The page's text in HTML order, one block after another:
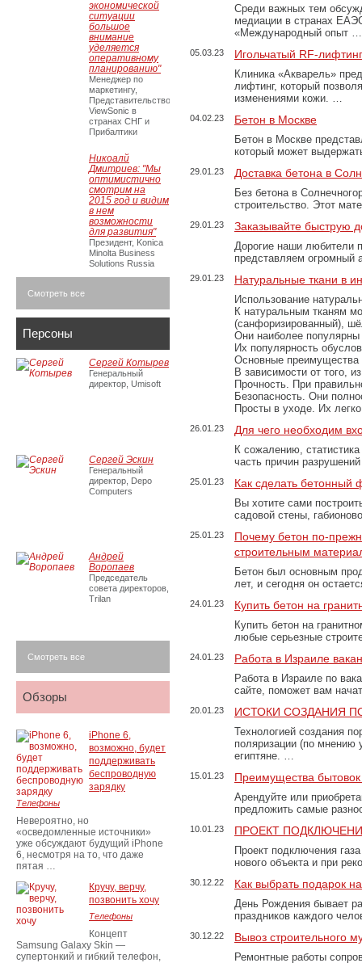
Среди важных тем
медиации в странах
«Международный опыт …
05.03.23 Игольчатый RF-
Клиника «Акварель»
лифтинг, который
изменениями кожи. …
04.02.23 Бетон в Москве
Бетон в Москве
который может
29.01.23 Доставка бетона в
Без бетона в
строительство. Этот
29.01.23 Заказывайте быструю
Дорогие наши любители
представляем огромный
29.01.23 Натуральные ткани в
Использование
К натуральным тканям
(санфоризированный),
Они наиболее популярны
Их популярность
Основные преимущества
В зависимости от того,
Прочность. При
Безопасность. Они
Просты в уходе. Их
26.01.23 Для чего необходим
К сожалению,
часть причин
25.01.23 Как сделать бетонный
Вы хотите сами
садовой стены,
25.01.23
Почему бетон по-
строительным
Бетон был основным
лет, и сегодня он
24.01.23 Купить бетон на
Купить бетон на
любые серьезные
24.01.23 Работа в Израиле
Работа в Израиле по
сайте, поможет вам
20.01.23 ИСТОКИ СОЗДАНИЯ
Технологией создания
поляризации (по
египтяне. …
15.01.23 Преимущества
Арендуйте или
предложить самые
10.01.23 ПРОЕКТ
Проект подключения
нового объекта и при
30.12.22 Как выбрать подарок
День Рождения бывает
праздников каждого
30.12.22 Вывоз строительного
Ремонтные работы
экономической
ситуации
большое
внимание
уделяется
оперативному
планированию"
Менеджер по
маркетингу,
Представительство
ViewSonic в
странах СНГ и
Прибалтики
Никоалй
Дмитриев: "Мы
оптимистично
смотрим на
2015 год и видим
в нем
возможности
для развития"
Президент, Konica
Minolta Business
Solutions Russia
Смотреть все
Персоны
Сергей Котырев
Генеральный
директор, Umisoft
Сергей Эскин
Генеральный
директор, Depo
Computers
Андрей
Воропаев
Председатель
совета директоров,
Trilan
Смотреть все
Обзоры
iPhone 6,
возможно, будет
поддерживать
беспроводную
зарядку
Телефоны
Невероятно, но
«осведомленные источники»
уже обсуждают будущий iPhone
6, несмотря на то, что даже
пятая …
Кручу, верчу,
позвонить хочу
Телефоны
Концепт
Samsung Galaxy Skin —
супертонкий и гибкий телефон,